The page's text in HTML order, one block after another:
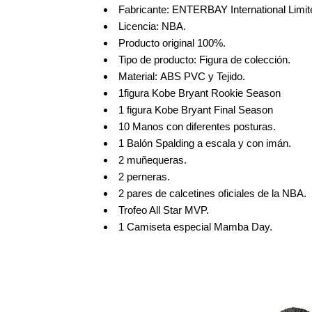
Fabricante: ENTERBAY International
Licencia: NBA.
Producto original 100%.
Tipo de producto: Figura de colección.
Material: ABS PVC y Tejido.
1figura Kobe Bryant Rookie Season
1 figura Kobe Bryant Final Season
10 Manos con diferentes posturas.
1 Balón Spalding a escala y con imán.
2 muñequeras.
2 perneras.
2 pares de calcetines oficiales de la NBA.
Trofeo All Star MVP.
1 Camiseta especial Mamba Day.